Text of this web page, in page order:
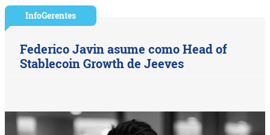
InfoGerentes
Federico Javin asume como Head of
Stablecoin Growth de Jeeves